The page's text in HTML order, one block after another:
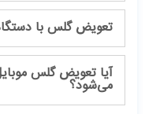
تعویض گلس با
آیا تعویض گلس
می‌شود؟